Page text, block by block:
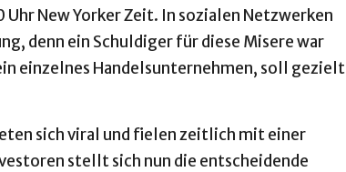
New Yorker Zeit. In sozialen Netzwerken
denn ein Schuldiger für diese Misere war
einzelnes Handelsunternehmen, soll gezielt
sich viral und fielen zeitlich mit einer
stellt sich nun die entscheidende